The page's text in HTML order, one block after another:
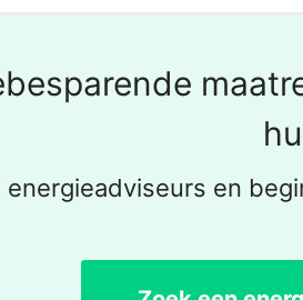
energieadviseurs en